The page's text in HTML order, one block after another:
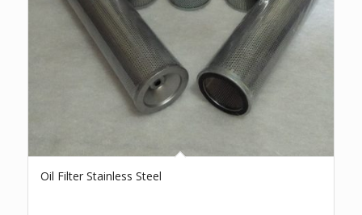
Oil Filter Stainless Steel